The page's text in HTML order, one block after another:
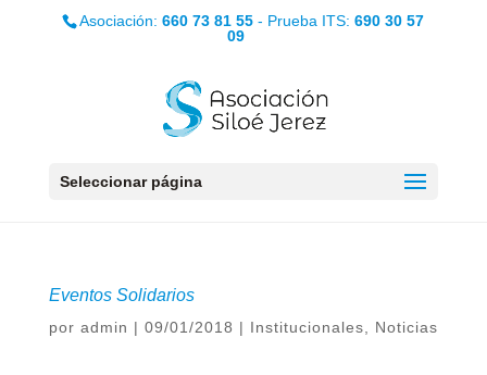
Asociación:660 73 81 55 - Prueba ITS:690 30 57
09
Seleccionar página
Eventos Solidarios
por admin | 09/01/2018 | Institucionales Noticias